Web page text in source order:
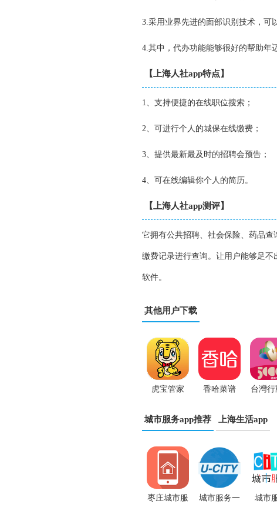
3.采用业界先进的面部识别技术，可
4.其中，代办功能能够很好的帮助年
【上海人社app特点】
1、支持便捷的在线职位搜索；
2、可进行个人的城保在线缴费；
3、提供最新最及时的招聘会预告；
4、可在线编辑你个人的简历。
【上海人社app测评】
它拥有公共招聘、社会保险、药品
缴费记录进行查询。让用户能够足
软件。
其他用户下载
虎宝管家 香哈菜谱
App
台灣行
城市服务app推荐 上海生活app
枣庄城市服 城市服务一 城市